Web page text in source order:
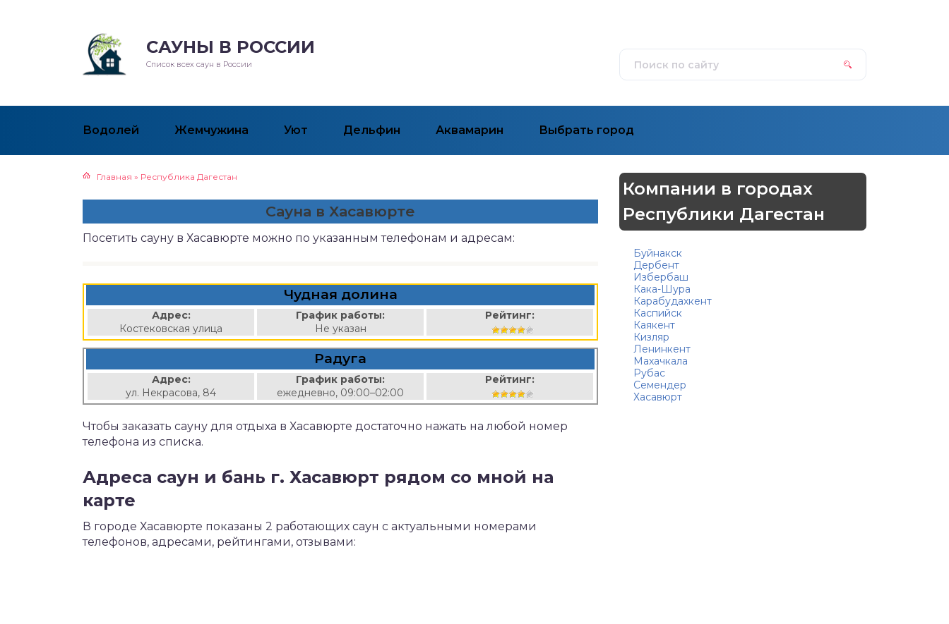
САУНЫ В РОССИИ
Список всех саун в России
Водолей Жемчужина Уют Дельфин Аквамарин Выбрать город
Главная » Республика Дагестан
Сауна в Хасавюрте
Посетить сауну в Хасавюрте можно по указанным телефонам и адресам:
Чудная долина
Адрес:
Костековская улица
График работы:
Не указан
Рейтинг:
Радуга
Адрес:
ул. Некрасова, 84
График работы:
ежедневно, 09:00–02:00
Рейтинг:
Чтобы заказать сауну для отдыха в Хасавюрте достаточно нажать на любой номер
телефона из списка.
Адреса саун и бань г. Хасавюрт рядом со мной на
карте
В городе Хасавюрте показаны 2 работающих саун с актуальными номерами
телефонов, адресами, рейтингами, отзывами:
Компании в городах
Республики Дагестан
Буйнакск
Дербент
Избербаш
Кака-Шура
Карабудахкент
Каспийск
Каякент
Кизляр
Ленинкент
Махачкала
Рубас
Семендер
Хасавюрт